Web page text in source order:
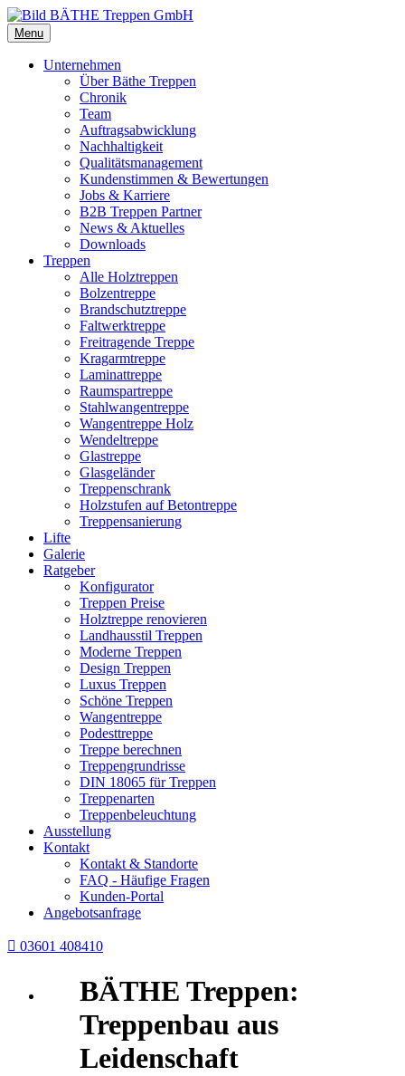
Menu
Unternehmen
Über Bäthe Treppen
Chronik
Team
Auftragsabwicklung
Nachhaltigkeit
Qualitätsmanagement
Kundenstimmen & Bewertungen
Jobs & Karriere
B2B Treppen Partner
News & Aktuelles
Downloads
Treppen
Alle Holztreppen
Bolzentreppe
Brandschutztreppe
Faltwerktreppe
Freitragende Treppe
Kragarmtreppe
Laminattreppe
Raumspartreppe
Stahlwangentreppe
Wangentreppe Holz
Wendeltreppe
Glastreppe
Glasgeländer
Treppenschrank
Holzstufen auf Betontreppe
Treppensanierung
Lifte
Galerie
Ratgeber
Konfigurator
Treppen Preise
Holztreppe renovieren
Landhausstil Treppen
Moderne Treppen
Design Treppen
Luxus Treppen
Schöne Treppen
Wangentreppe
Podesttreppe
Treppe berechnen
Treppengrundrisse
DIN 18065 für Treppen
Treppenarten
Treppenbeleuchtung
Ausstellung
Kontakt
Kontakt & Standorte
FAQ - Häufige Fragen
Kunden-Portal
Angebotsanfrage
 03601 408410
BÄTHE Treppen:
Treppenbau aus
Leidenschaft